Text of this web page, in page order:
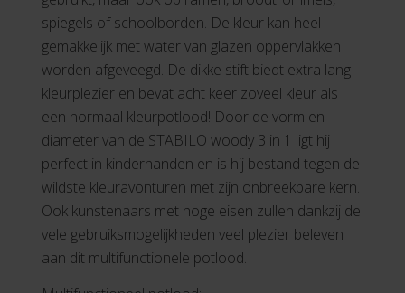
spiegels of schoolborden. De kleur kan heel
gemakkelijk met water van glazen oppervlakken
worden afgeveegd. De dikke stift biedt extra lang
kleurplezier en bevat acht keer zoveel kleur als
een normaal kleurpotlood! Door de vorm en
diameter van de STABILO woody 3 in 1 ligt hij
perfect in kinderhanden en is hij bestand tegen de
wildste kleuravonturen met zijn onbreekbare kern.
Ook kunstenaars met hoge eisen zullen dankzij de
vele gebruiksmogelijkheden veel plezier beleven
aan dit multifunctionele potlood.